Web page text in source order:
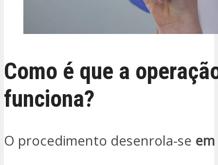
Como é que a
funciona?
O procedimento desenrola-se